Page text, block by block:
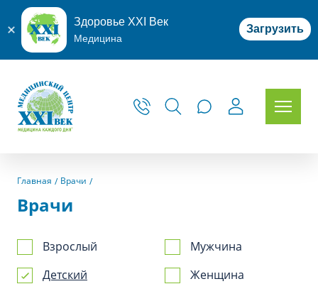
Здоровье XXI Век
Медицина
Загрузить
Главная Врачи
Врачи
Взрослый
Детский
Мужчина
Женщина